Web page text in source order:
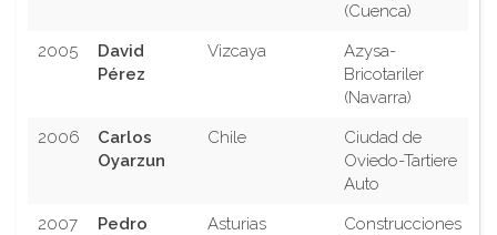
(Cuenca)
2005
David
Pérez
Vizcaya
Azysa-
Bricotariler
(Navarra)
2006
Carlos
Oyarzun
Chile
Ciudad de
Oviedo-Tartiere
Auto
2007
Pedro
Asturias
Construcciones